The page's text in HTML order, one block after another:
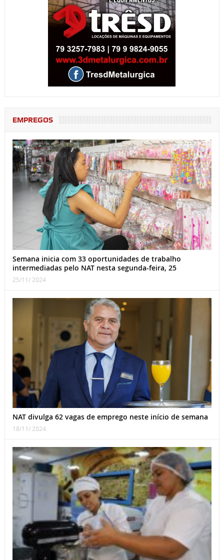
EMPREGOS
Semana inicia com 33 oportunidades de trabalho
intermediadas pelo NAT nesta segunda-feira, 25
25/11/ 2024
NAT divulga 62 vagas de emprego neste início de semana
18/11/ 2024